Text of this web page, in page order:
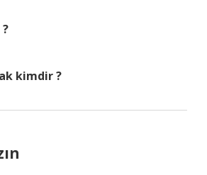
kimdir ?